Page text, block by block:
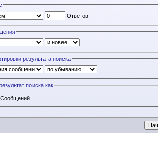
Ответов
результата поиска
поиска как
Сообщений